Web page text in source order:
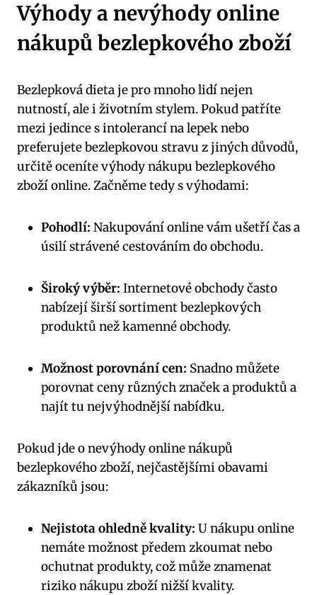
Výhody a nevýhody online
nákupů bezlepkového zboží
Bezlepková dieta je pro mnoho lidí nejen
nutností, ale i životním stylem. Pokud patříte
mezi jedince s intolerancí na lepek nebo
preferujete bezlepkovou stravu z jiných důvodů,
určitě oceníte výhody nákupu bezlepkového
zboží online. Začněme tedy s výhodami:
Pohodlí: Nakupování online vám ušetří čas a
úsilí strávené cestováním do obchodu.
Široký výběr: Internetové obchody často
nabízejí širší sortiment bezlepkových
produktů než kamenné obchody.
Možnost porovnání cen: Snadno můžete
porovnat ceny různých značek a produktů a
najít tu nejvýhodnější nabídku.
Pokud jde o nevýhody online nákupů
bezlepkového zboží, nejčastějšími obavami
zákazníků jsou:
Nejistota ohledně kvality: U nákupu online
nemáte možnost předem zkoumat nebo
ochutnat produkty, což může znamenat
riziko nákupu zboží nižší kvality.